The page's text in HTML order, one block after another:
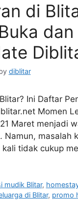
di
diblitar
Ini Daftar
Momen
Maret menjadi
Namun, masalah
kali tidak cukup
mudik Blitar,
di Blitar, promo